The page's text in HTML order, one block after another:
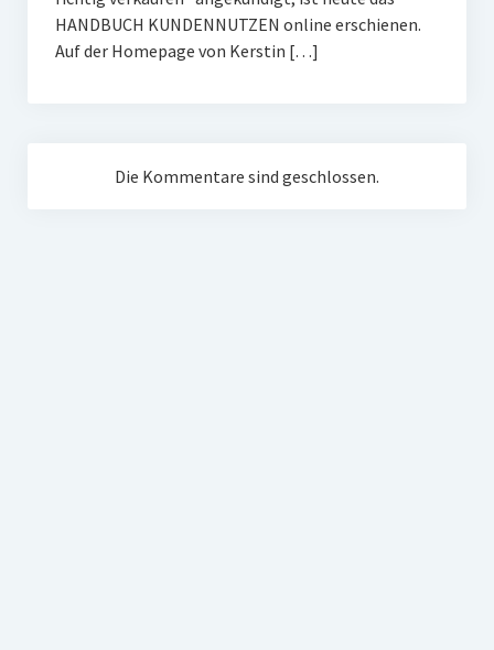
HANDBUCH KUNDENNUTZEN online erschienen.
Auf der Homepage von Kerstin […]
Die Kommentare sind geschlossen.